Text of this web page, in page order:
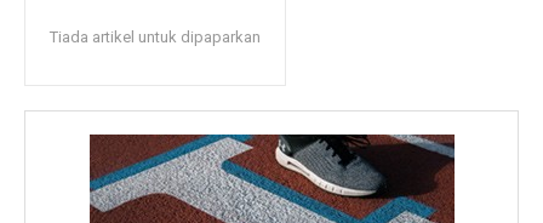
Tiada artikel untuk dipaparkan